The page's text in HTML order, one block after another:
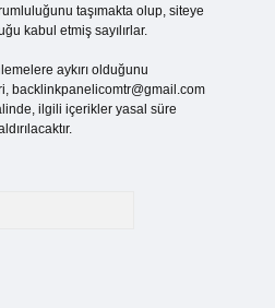
taşımakta olup, siteye
kabul etmiş sayılırlar.
aykırı olduğunu
backlinkpanelicomtr@gmail.com
ilgili içerikler yasal süre